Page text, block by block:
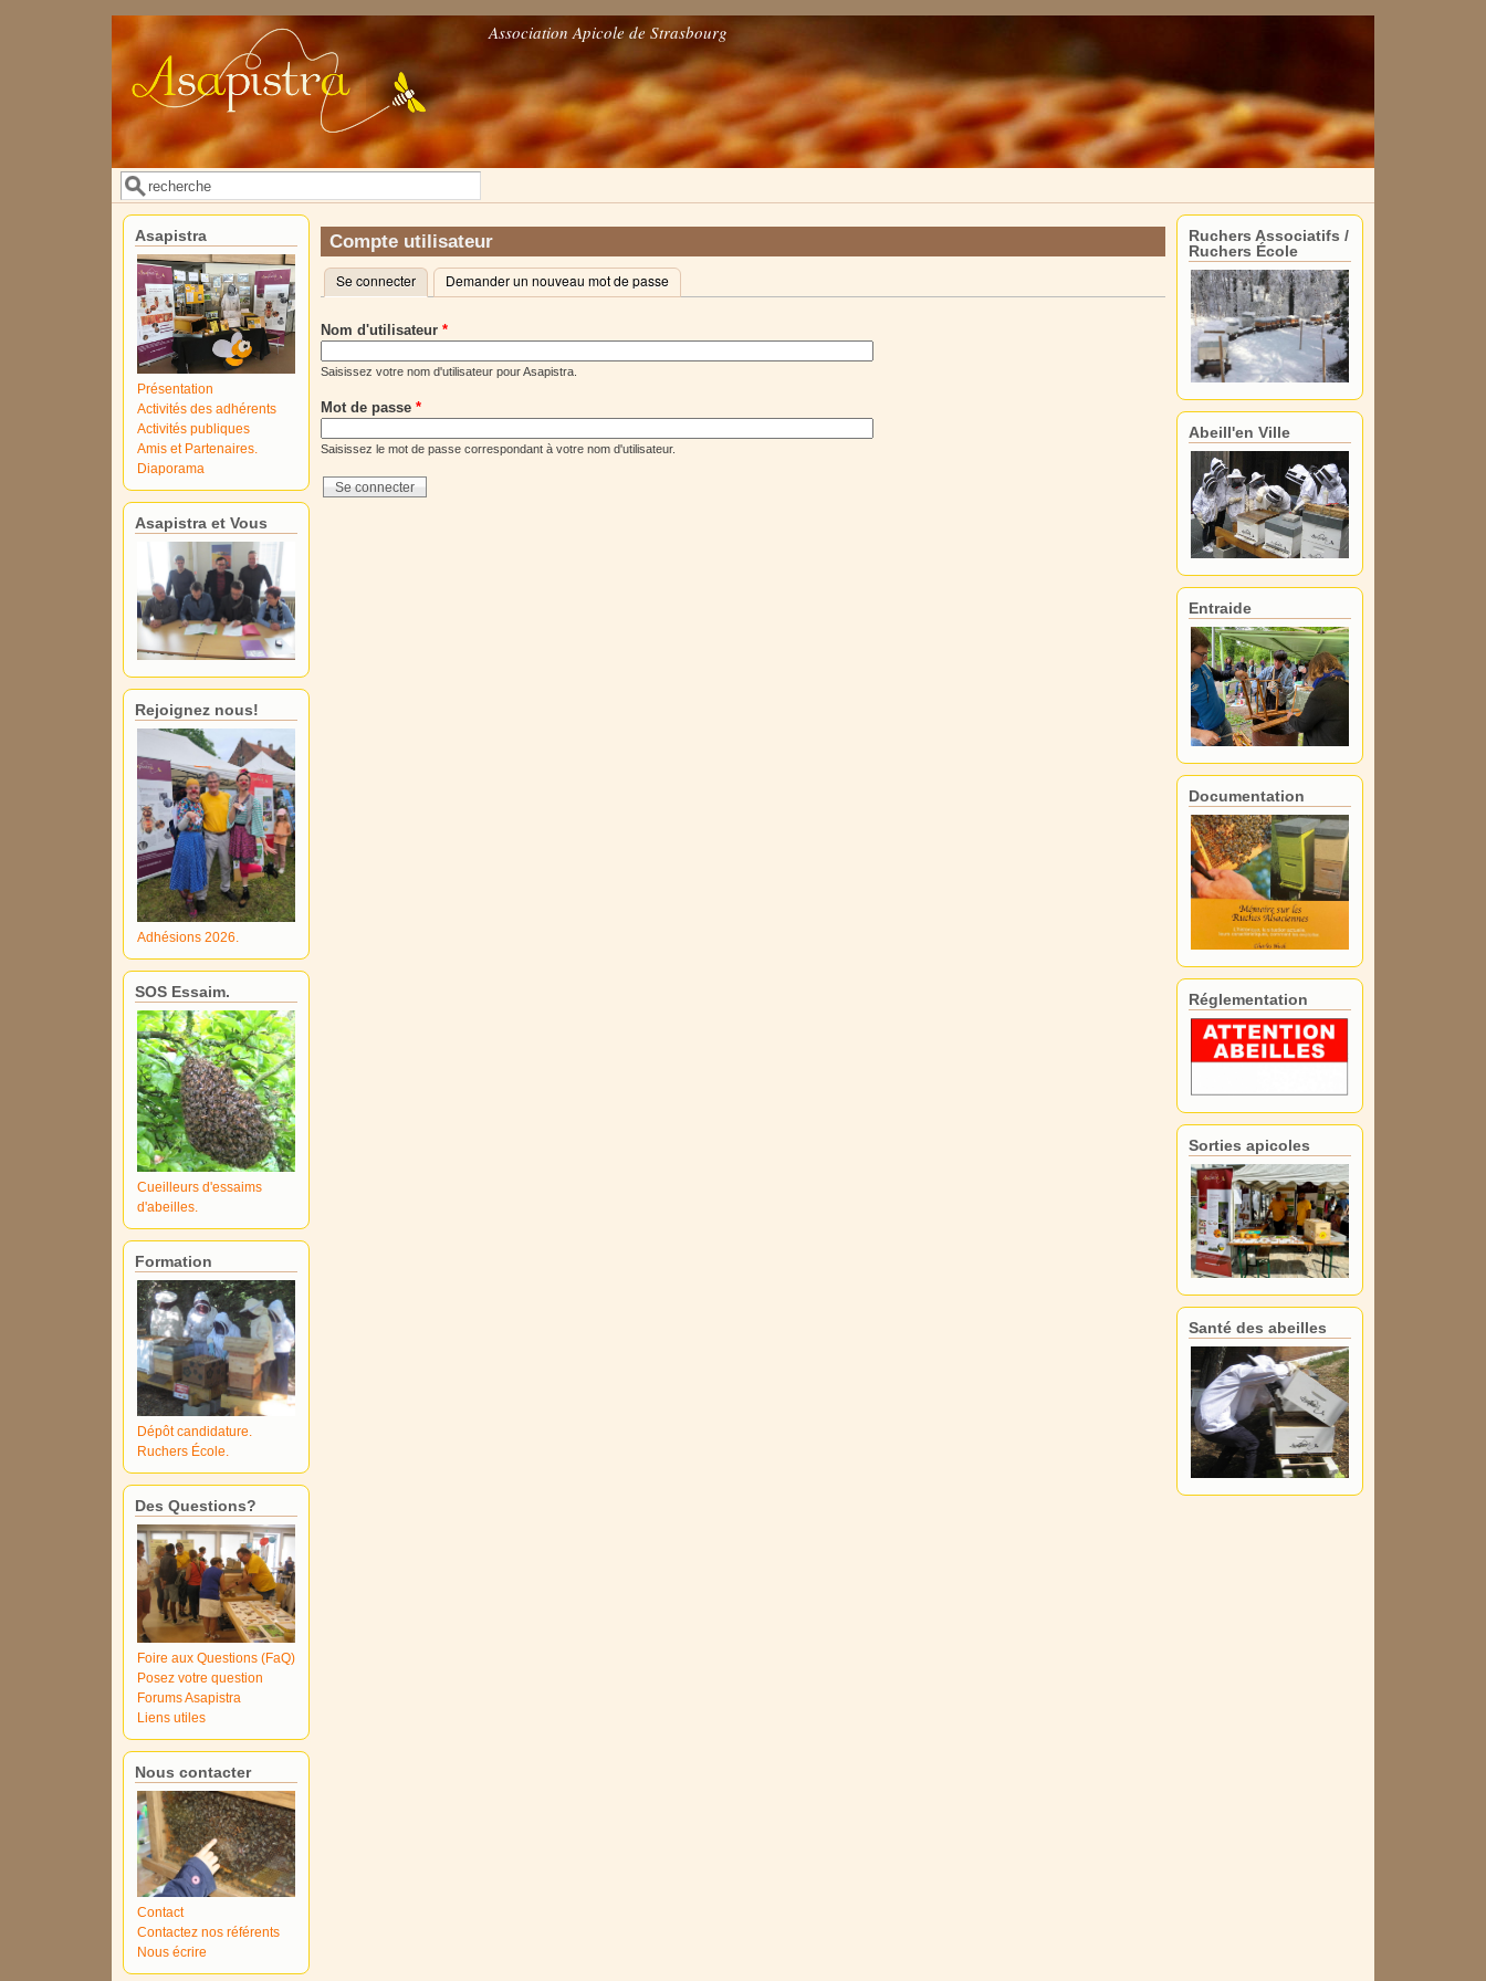
Association Apicole de Strasbourg
Formulaire de recherche
Rechercher
Compte utilisateur
Onglets principaux
Se connecter (onglet actif)
Demander un nouveau mot de passe
Nom d'utilisateur*
Saisissez votre nom d'utilisateur pour Asapistra.
Mot de passe*
Saisissez le mot de passe correspondant à votre nom d'utilisateur.
Asapistra
Présentation
Activités des adhérents
Activités publiques
Amis et Partenaires.
Diaporama
Asapistra et Vous
Rejoignez nous!
Adhésions 2026.
SOS Essaim.
Cueilleurs d'essaims
d'abeilles.
Formation
Dépôt candidature.
Ruchers École.
Des Questions?
Foire aux Questions (FaQ)
Posez votre question
Forums Asapistra
Liens utiles
Nous contacter
Contact
Contactez nos référents
Nous écrire
Ruchers Associatifs /
Ruchers École
Abeill'en Ville
Entraide
Documentation
Réglementation
Sorties apicoles
Santé des abeilles